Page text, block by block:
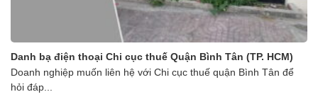
Danh bạ điện thoại Chi cục thuế Quận Bình Tân (TP. HCM)
Doanh nghiệp muốn liên hệ với Chi cục thuế quận Bình Tân để
hỏi đáp...